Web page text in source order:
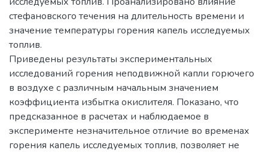
стефановского течения на длительность времени и
значение температуры горения капель исследуемых
топлив.
Приведены результаты экспериментальных
исследований горения неподвижной капли горючего
в воздухе с различным начальным значением
коэффициента избытка окислителя. Показано, что
предсказанное в расчетах и наблюдаемое в
эксперименте незначительное отличие во временах
горения капель исследуемых топлив, позволяет не